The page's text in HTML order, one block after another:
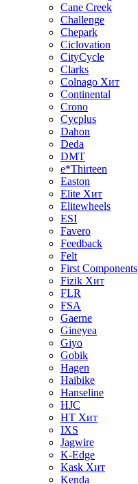
Cane Creek
Challenge
Chepark
Ciclovation
CityCycle
Clarks
Colnago Хит
Continental
Crono
Cycplus
Dahon
Deda
DMT
e*Thirteen
Easton
Elite Хит
Elitewheels
ESI
Favero
Feedback
Felt
First Components
Fizik Хит
FLR
FSA
Gaerne
Gineyea
Giyo
Gobik
Hagen
Haibike
Hanseline
HJC
HT Хит
IXS
Jagwire
K-Edge
Kask Хит
Kenda